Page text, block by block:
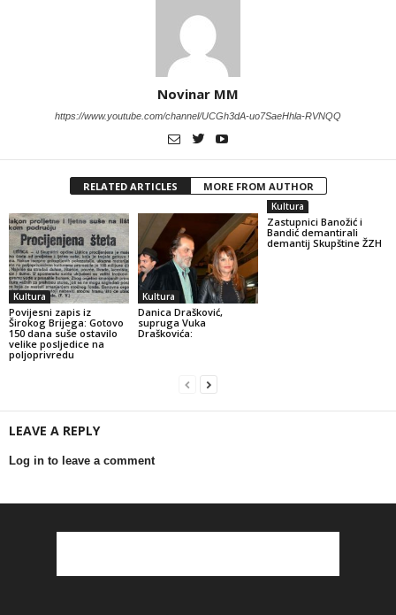
Novinar MM
https://www.youtube.com/channel/UCGh3dA-uo7SaeHhla-RVNQQ
RELATED ARTICLES MORE FROM AUTHOR
Kultura
Povijesni zapis iz
Širokog Brijega: Gotovo
150 dana suše ostavilo
velike posljedice na
poljoprivredu
Kultura
Danica Drašković,
supruga Vuka
Draškovića:
Kultura
Zastupnici Banožić i
Bandić demantirali
demantij Skupštine ŽZH
LEAVE A REPLY
Log in to leave a comment